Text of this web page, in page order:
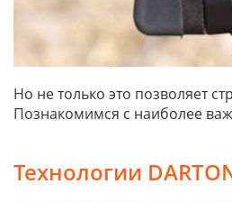
Но не только это позволяет
Познакомимся с наиболее
Технологии